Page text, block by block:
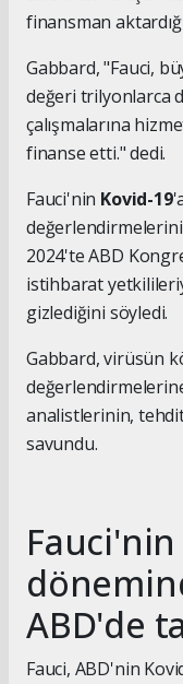
finansman
Gabbard, "Fauci,
değeri trilyonlarca
çalışmalarına
finanse etti." dedi.
Fauci'nin Kovid-19
2024'te ABD
istihbarat
gizlediğini söyledi.
Gabbard, virüsün
analistlerinin,
savundu.
Fauci'nin
ABD'de
Fauci, ABD'nin